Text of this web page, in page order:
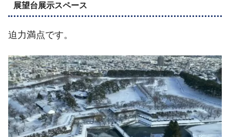
展望台展示スペース
迫力満点です。